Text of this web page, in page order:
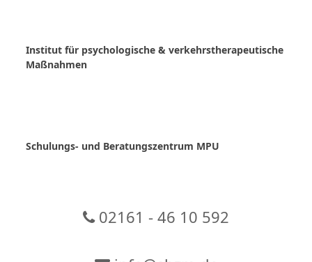
Institut für psychologische & verkehrstherapeutische
Maßnahmen
Schulungs- und Beratungszentrum MPU
02161 - 46 10 592